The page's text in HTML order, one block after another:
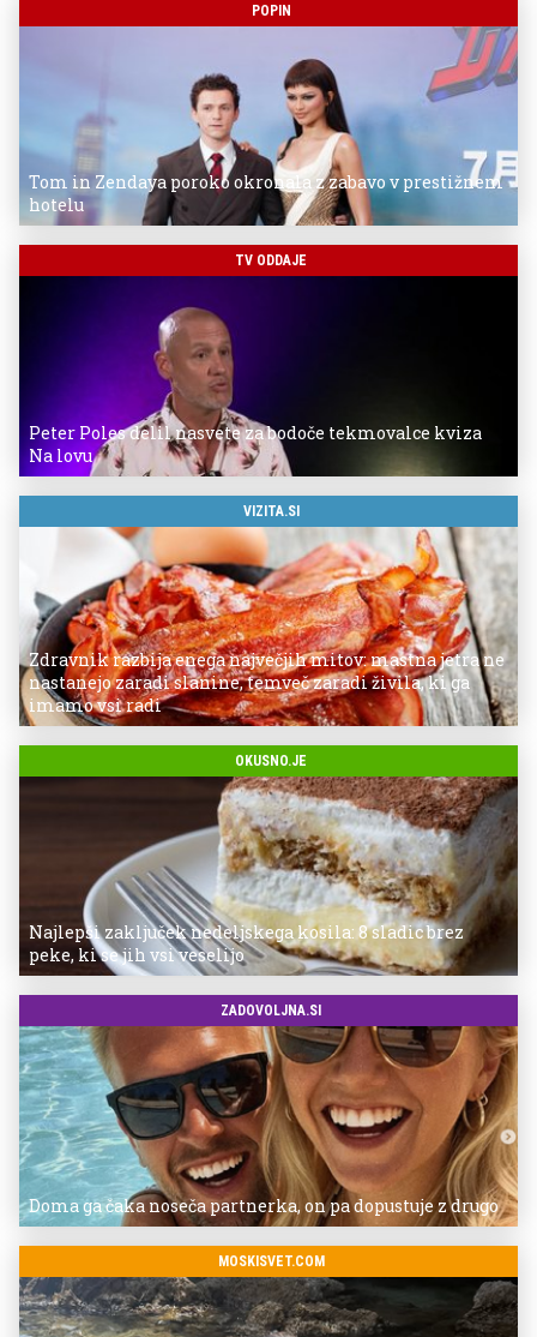
POPIN
Tom in Zendaya poroko okronala z zabavo v prestižnem
hotelu
TV ODDAJE
Peter Poles delil nasvete za bodoče tekmovalce kviza
Na lovu
VIZITA.SI
Zdravnik razbija enega največjih mitov: mastna jetra ne
nastanejo zaradi slanine, temveč zaradi živila, ki ga
imamo vsi radi
OKUSNO.JE
Najlepši zaključek nedeljskega kosila: 8 sladic brez
peke, ki se jih vsi veselijo
ZADOVOLJNA.SI
Doma ga čaka noseča partnerka, on pa dopustuje z drugo
MOSKISVET.COM